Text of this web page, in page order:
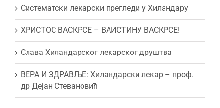
Систематски лекарски прегледи у Хиландару
ХРИСТОС ВАСКРСЕ – ВАИСТИНУ ВАСКРСЕ!
Слава Хиландарског лекарског друштва
ВЕРА И ЗДРАВЉЕ: Хиландарски лекар – проф.
др Дејан Стевановић